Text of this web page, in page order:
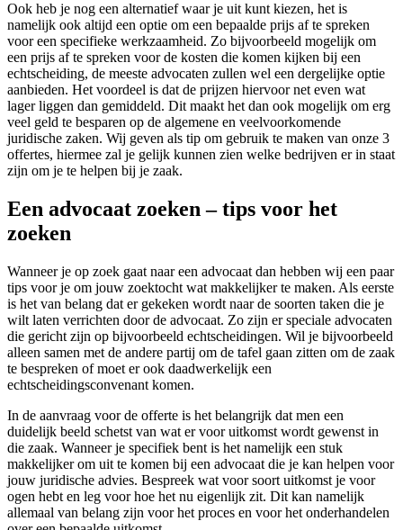
Ook heb je nog een alternatief waar je uit kunt kiezen, het is
namelijk ook altijd een optie om een bepaalde prijs af te spreken
voor een specifieke werkzaamheid. Zo bijvoorbeeld mogelijk om
een prijs af te spreken voor de kosten die komen kijken bij een
echtscheiding, de meeste advocaten zullen wel een dergelijke optie
aanbieden. Het voordeel is dat de prijzen hiervoor net even wat
lager liggen dan gemiddeld. Dit maakt het dan ook mogelijk om erg
veel geld te besparen op de algemene en veelvoorkomende
juridische zaken. Wij geven als tip om gebruik te maken van onze 3
offertes, hiermee zal je gelijk kunnen zien welke bedrijven er in staat
zijn om je te helpen bij je zaak.
Een advocaat zoeken – tips voor het
zoeken
Wanneer je op zoek gaat naar een advocaat dan hebben wij een paar
tips voor je om jouw zoektocht wat makkelijker te maken. Als eerste
is het van belang dat er gekeken wordt naar de soorten taken die je
wilt laten verrichten door de advocaat. Zo zijn er speciale advocaten
die gericht zijn op bijvoorbeeld echtscheidingen. Wil je bijvoorbeeld
alleen samen met de andere partij om de tafel gaan zitten om de zaak
te bespreken of moet er ook daadwerkelijk een
echtscheidingsconvenant komen.
In de aanvraag voor de offerte is het belangrijk dat men een
duidelijk beeld schetst van wat er voor uitkomst wordt gewenst in
die zaak. Wanneer je specifiek bent is het namelijk een stuk
makkelijker om uit te komen bij een advocaat die je kan helpen voor
jouw juridische advies. Bespreek wat voor soort uitkomst je voor
ogen hebt en leg voor hoe het nu eigenlijk zit. Dit kan namelijk
allemaal van belang zijn voor het proces en voor het onderhandelen